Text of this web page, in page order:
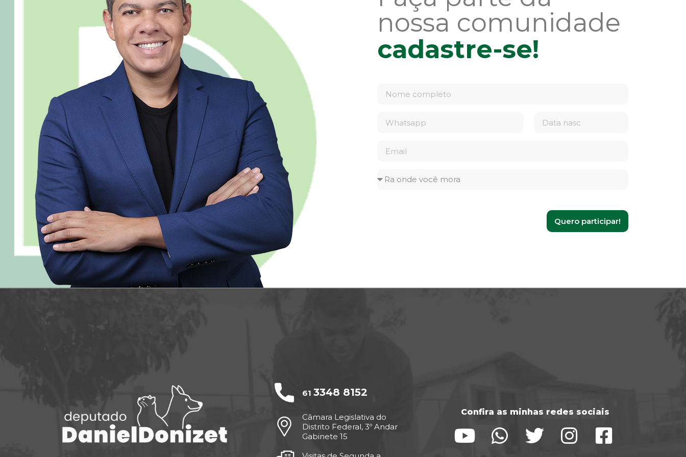
nossa comunidade
cadastre-se!
Quero participar!
61 3348 8152
Câmara Legislativa do
Distrito Federal, 3º Andar
Gabinete 15
Confira as minhas redes sociais